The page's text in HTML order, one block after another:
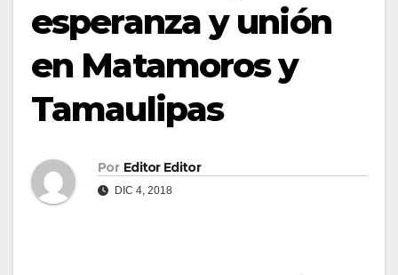
esperanza y unión
en Matamoros y
Tamaulipas
Por Editor Editor
DIC 4, 2018